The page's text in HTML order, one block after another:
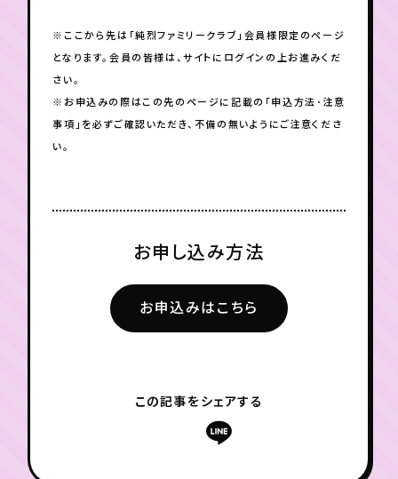
※ここから先は「純烈ファミリークラブ」会員様限定のページ
となります。会員の皆様は、サイトにログインの上お進みくだ
さい。
※お申込みの際はこの先のページに記載の「申込方法･注意
事項」を必ずご確認いただき、不備の無いようにご注意くださ
い。
お申し込み方法
お申込みはこちら
この記事をシェアする